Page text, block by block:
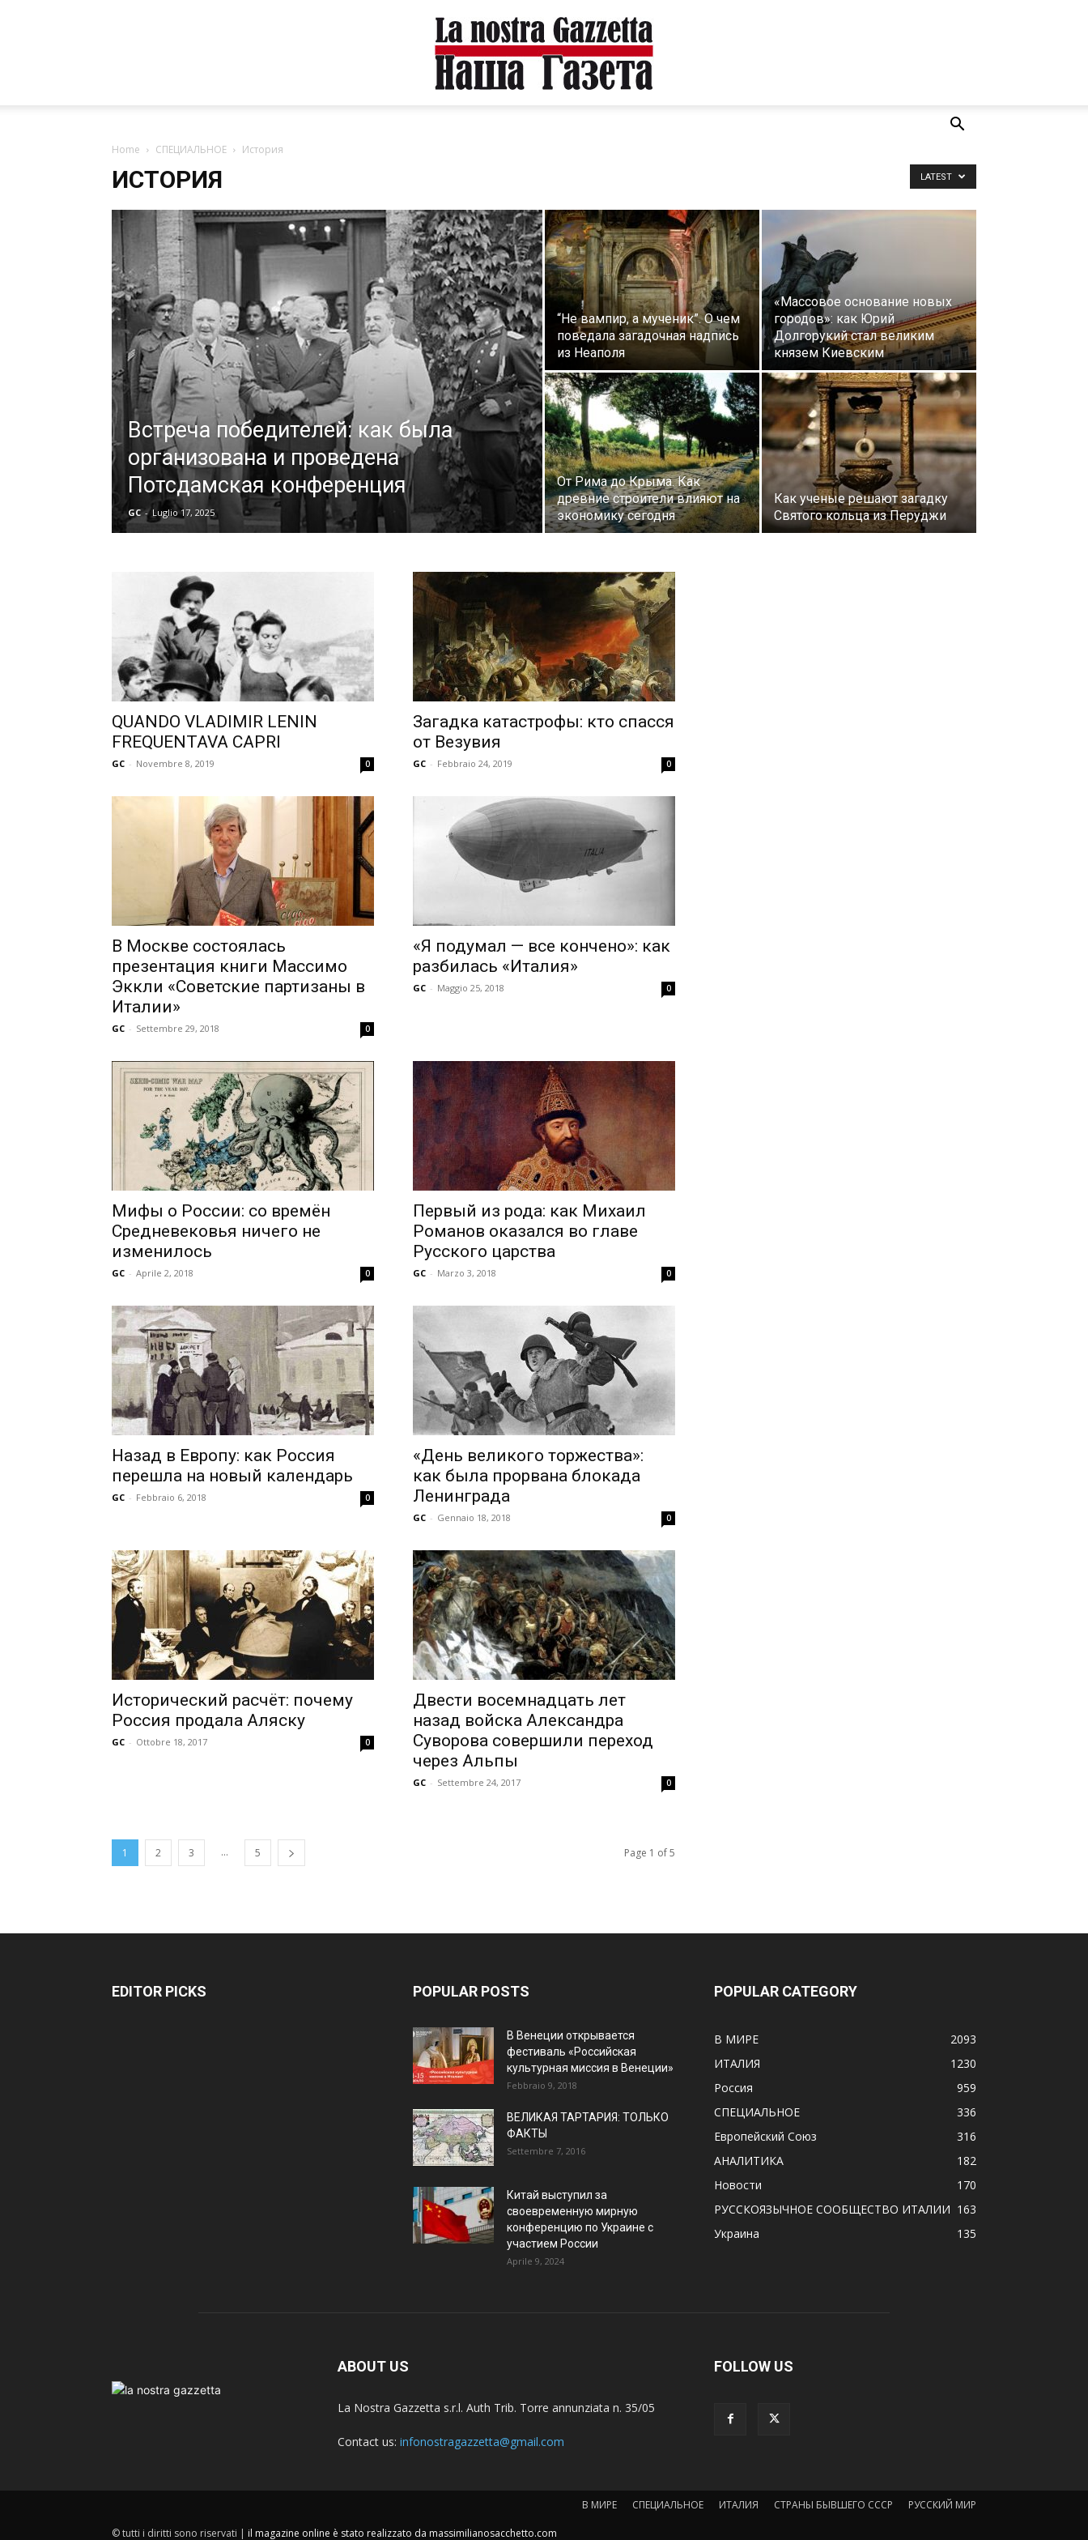
Home СПЕЦИАЛЬНОЕ История
ИСТОРИЯ LATEST
Встреча победителей: как была
организована и проведена
Потсдамская конференция
GC - Luglio 17, 2025
“Не вампир, а мученик”. О чем
поведала загадочная надпись
из Неаполя
«Массовое основание новых
городов»: как Юрий
Долгорукий стал великим
князем Киевским
От Рима до Крыма. Как
древние строители влияют на
экономику сегодня
Как ученые решают загадку
Святого кольца из Перуджи
QUANDO VLADIMIR LENIN
FREQUENTAVA CAPRI
GC - Novembre 8, 2019 0
Загадка катастрофы: кто спасся
от Везувия
GC - Febbraio 24, 2019 0
В Москве состоялась
презентация книги Массимо
Эккли «Советские партизаны в
Италии»
GC - Settembre 29, 2018 0
«Я подумал — все кончено»: как
разбилась «Италия»
GC - Maggio 25, 2018 0
Мифы о России: со времён
Средневековья ничего не
изменилось
GC - Aprile 2, 2018 0
Первый из рода: как Михаил
Романов оказался во главе
Русского царства
GC - Marzo 3, 2018 0
Назад в Европу: как Россия
перешла на новый календарь
GC - Febbraio 6, 2018 0
«День великого торжества»:
как была прорвана блокада
Ленинграда
GC - Gennaio 18, 2018 0
Исторический расчёт: почему
Россия продала Аляску
GC - Ottobre 18, 2017 0
Двести восемнадцать лет
назад войска Александра
Суворова совершили переход
через Альпы
GC - Settembre 24, 2017 0
1 2 3 ... 5 Page 1 of 5
EDITOR PICKS POPULAR POSTS
В Венеции открывается
фестиваль «Российская
культурная миссия в Венеции»
Febbraio 9, 2018
ВЕЛИКАЯ ТАРТАРИЯ: ТОЛЬКО
ФАКТЫ
Settembre 7, 2016
Китай выступил за
своевременную мирную
конференцию по Украине с
участием России
Aprile 9, 2024
POPULAR CATEGORY
В МИРЕ
2093
ИТАЛИЯ
1230
Россия
959
СПЕЦИАЛЬНОЕ
336
Европейский Союз
316
АНАЛИТИКА
182
Новости
170
РУССКОЯЗЫЧНОЕ CООБЩЕСТВО ИТАЛИИ 163
Украина
135
ABOUT US
La Nostra Gazzetta s.r.l. Auth Trib. Torre annunziata n. 35/05
Contact us: infonostragazzetta@gmail.com
FOLLOW US
В МИРЕ СПЕЦИАЛЬНОЕ ИТАЛИЯ СТРАНЫ БЫВШЕГО СССР РУССКИЙ МИР
© tutti i diritti sono riservati | il magazine online è stato realizzato da massimilianosacchetto.com